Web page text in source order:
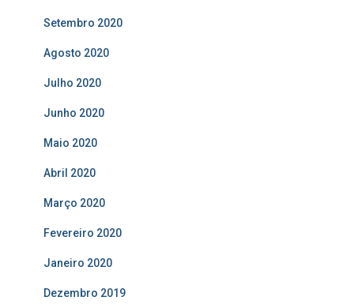
Setembro 2020
Agosto 2020
Julho 2020
Junho 2020
Maio 2020
Abril 2020
Março 2020
Fevereiro 2020
Janeiro 2020
Dezembro 2019